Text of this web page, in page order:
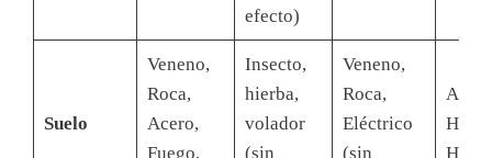
efecto)
Suelo
Veneno,
Roca,
Acero,
Fuego,
Insecto,
hierba,
volador
(sin
Veneno,
Roca,
Eléctrico
(sin
Agua,
Hielo